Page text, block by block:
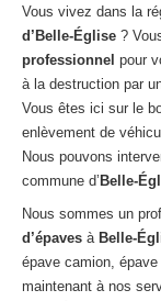
CENTREVHU
Centreagréé
Centre
agréé
Centreagréé
Centreagréé
Centreagréé
Centreagréé
Vous vivez dans la
d’Belle-Église ?
professionnel pour
à la destruction par
Vous êtes ici sur le
enlèvement de
Nous pouvons
commune d’ Belle-
Nous sommes un
d’épaves à Belle-
épave camion,
maintenant à nos